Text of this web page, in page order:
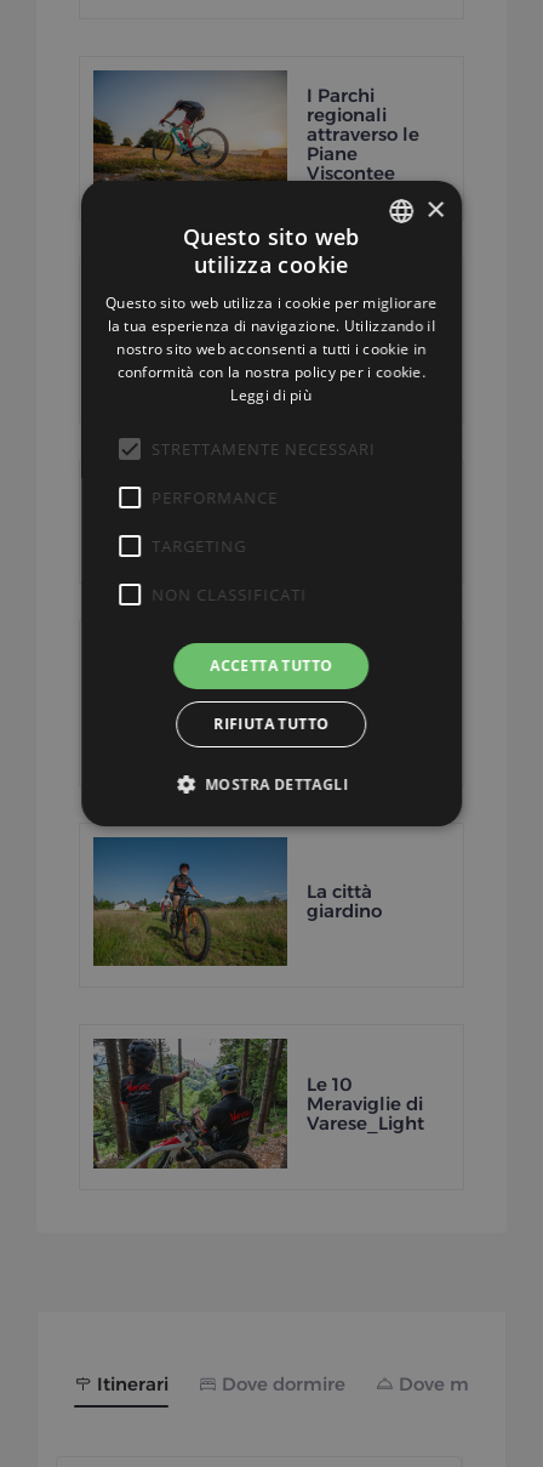
I Parchi
regionali
attraverso le
Piane
Viscontee
Tour dei 7 laghi
Anello Campo
dei Fiori
La città
giardino
Le 10
Meraviglie di
Varese_Light
Itinerari Dove dormire Dove mangiare
ENGLISH
×
Questo sito web
utilizza cookie
Questo sito web utilizza i cookie per migliorare
la tua esperienza di navigazione. Utilizzando il
nostro sito web acconsenti a tutti i cookie in
conformità con la nostra policy per i cookie.
Leggi di più
STRETTAMENTE NECESSARI
PERFORMANCE
TARGETING
NON CLASSIFICATI
ACCETTA TUTTO
RIFIUTA TUTTO
MOSTRA DETTAGLI